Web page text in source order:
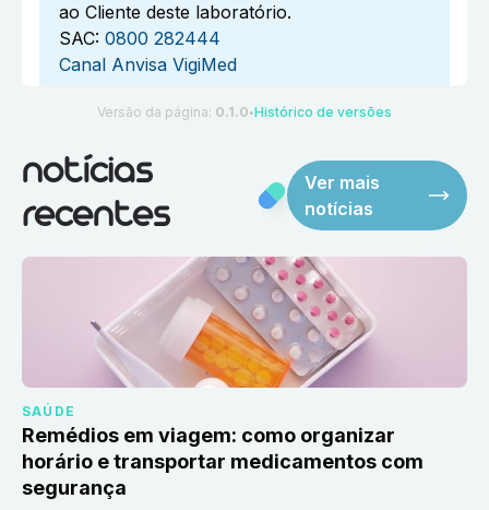
ao Cliente deste laboratório.
SAC: 0800 282444
Canal Anvisa VigiMed
Versão da página: 0.1.0 ●Histórico de versões
notícias
recentes
Ver mais
notícias
SAÚDE
Remédios em viagem: como organizar
horário e transportar medicamentos com
segurança